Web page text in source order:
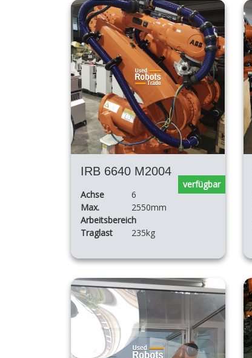
IRB 6640 M2004
Achse
6
Max.
Arbeitsbereich
2550mm
Traglast 235kg
verfügbar